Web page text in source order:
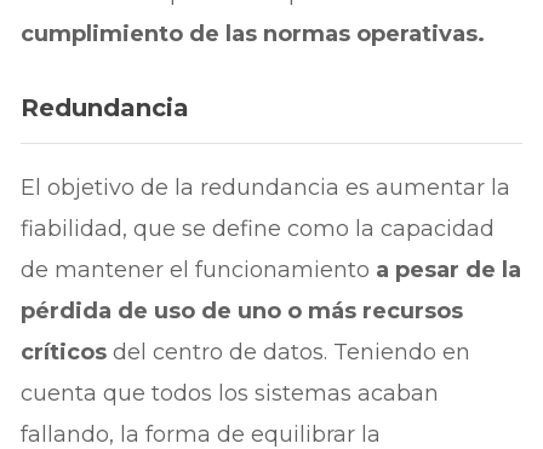
cumplimiento de las normas operativas.
Redundancia
El objetivo de la redundancia es aumentar la
fiabilidad, que se define como la capacidad
de mantener el funcionamiento a pesar de la
pérdida de uso de uno o más recursos
críticos del centro de datos. Teniendo en
cuenta que todos los sistemas acaban
fallando, la forma de equilibrar la